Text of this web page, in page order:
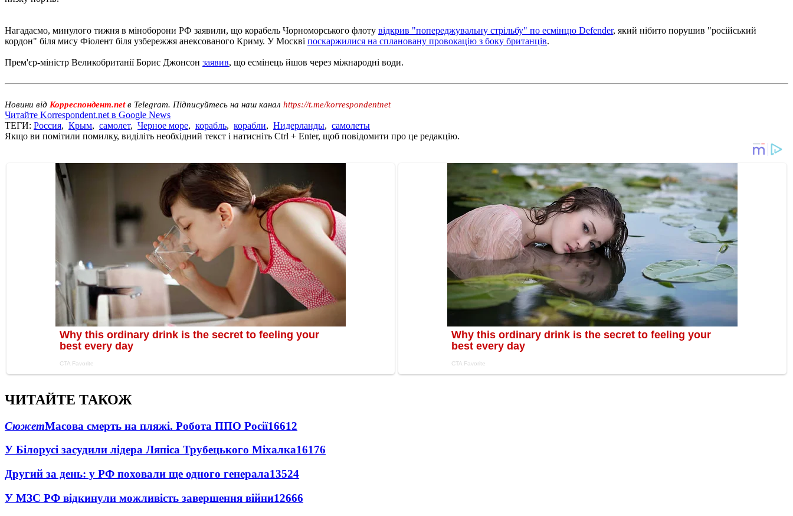
Нагадаємо, минулого тижня в міноборони РФ заявили, що корабель Чорноморського флоту відкрив "попереджувальну стрільбу" по есмінцю Defender, який нібито порушив "російський
кордон" біля мису Фіолент біля узбережжя анексованого Криму. У Москві поскаржилися на сплановану провокацію з боку британців.
Прем'єр-міністр Великобританії Борис Джонсон заявив, що есмінець йшов через міжнародні води.
Новини від Корреспондент.netв Telegram. Підписуйтесь на наш канал https://t.me/korrespondentnet
Читайте Korrespondent.net в Google News
ТЕГИ: Россия, Крым, самолет, Черное море, корабль, корабли, Нидерланды, самолеты
Якщо ви помітили помилку, виділіть необхідний текст і натисніть Ctrl + Enter, щоб повідомити про це редакцію.
ЧИТАЙТЕ ТАКОЖ
СюжетМасова смерть на пляжі. Робота ППО Росії16612
У Білорусі засудили лідера Ляпіса Трубецького Міхалка16176
Другий за день: у РФ поховали ще одного генерала13524
У МЗС РФ відкинули можливість завершення війни12666